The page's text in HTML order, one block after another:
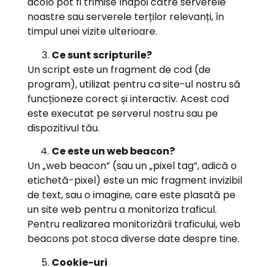
noastre sau serverele terților relevanți, în
timpul unei vizite ulterioare.
Ce sunt scripturile?
Un script este un fragment de cod (de
program), utilizat pentru ca site-ul nostru să
funcționeze corect și interactiv. Acest cod
este executat pe serverul nostru sau pe
dispozitivul tău.
Ce este un web beacon?
Un „web beacon” (sau un „pixel tag”, adică o
etichetă-pixel) este un mic fragment invizibil
de text, sau o imagine, care este plasată pe
un site web pentru a monitoriza traficul.
Pentru realizarea monitorizării traficului, web
beacons pot stoca diverse date despre tine.
Cookie-uri